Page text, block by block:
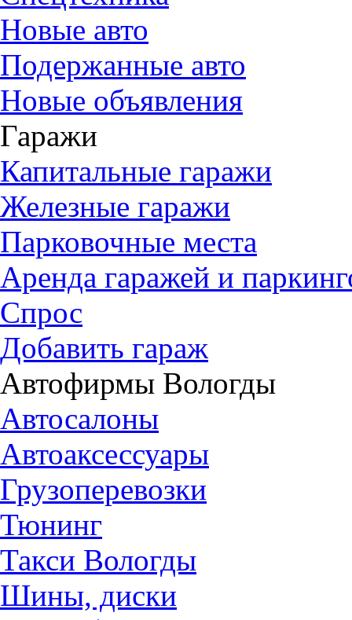
Новые авто
Подержанные авто
Новые объявления
Гаражи
Капитальные гаражи
Железные гаражи
Парковочные места
Аренда гаражей и
Спрос
Добавить гараж
Автофирмы Вологды
Автосалоны
Автоаксессуары
Грузоперевозки
Тюнинг
Такси Вологды
Шины, диски